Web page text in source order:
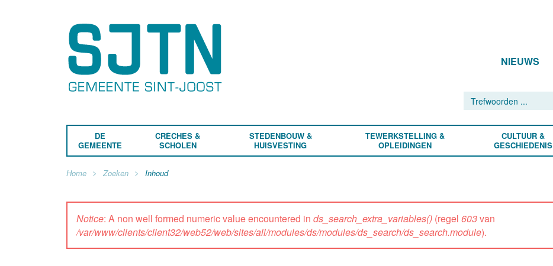
NIEUWS
DE
GEMEENTE
CRÈCHES &
SCHOLEN
STEDENBOUW &
HUISVESTING
TEWERKSTELLING &
OPLEIDINGEN
CULTUUR &
GESCHIEDENIS
Home Zoeken Inhoud
Notice: A non well formed numeric value encountered in ds_search_extra_variables() (regel 603van
/var/www/clients/client32/web52/web/sites/all/modules/ds/modules/ds_search/ds_search.module).